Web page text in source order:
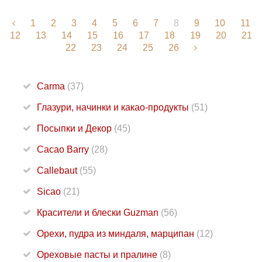
1 2 3 4 5 6 7 8 9 10
11
12
13 14 15 16 17 18 19 20
21
22
23 24 25 26
Carma (37)
Глазури, начинки и какао-продукты (51)
Посыпки и Декор (45)
Cacao Barry (28)
Callebaut (55)
Sicao (21)
Красители и блески Guzman (56)
Орехи, пудра из миндаля, марципан (12)
Ореховые пасты и пралине (8)